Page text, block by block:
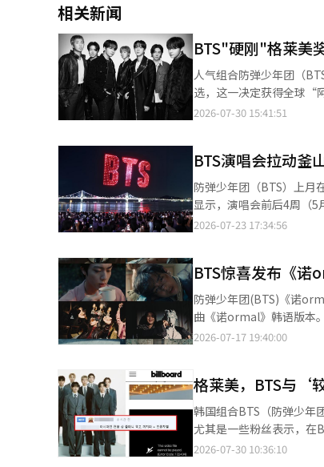
相关新闻
BTS"硬刚"格莱美
人气组合防弹少年团（BTS）【图片提供 韩联社】 人气组
选，这一决定获得全球“阿米”及多位知名人士的
《Aliens》在全球粉丝的
是特别之处”的理念，鼓励人们坚持自我，不
亚洲艺人成就的回应，
乐及亚洲艺人的刻板印象。 《Aliens》此次意外登顶，不仅体现了全球粉丝对歌曲内容的认可，更是阿米对
应以语言和地域划分音乐
持。 BTS在每逢重大活动节点时，全球各国阿米都会通过串流播放、数字购买等方式表达支持。去年12月，在组合即
榜”冠军。 全球大量粉丝在社交平台X上发起#WeStandWithBTS#、#Proud_of_BTS#等话题接力，声援BTS的决
定，相关话题持续升温。 韩国说唱组合EpikHigh成员Tablo、奈飞动画电影《K-POP：猎魔女团》导演玛吉·姜等
也纷纷在社交平台转发有关新闻，并配上声援表情。
作的美国知名音乐制作人
BTS成员在社交媒体宣布
2026-07-30 15:41:51
BTS演唱会拉动釜
防弹少年团（BTS）上月在釜山举行演
显示，演唱会前后4周（
（0.4%）和首尔（0.3%）同期水
幅位居各行业首位；美容
费需求明显增加。 从主要商圈来看，影岛区销售额同比增长13.7%，国际市场增长11%，西面增长8.7%，海云台增
长5%，釜山站周边增长4.2%，主
地消费增长的重要力量。
148.1%，餐饮业增长
了旅游消费和商圈活力。 中小风险企业部表示，此次分析以数据验证了大型K-POP演唱会对地方商圈、小工商户及区
域消费的经济带动作用。
动大型文化活动与地方经济协同发
场上空举行无人机灯光秀
2026-07-23 17:34:56
BTS惊喜发布《诺
防弹少年团(BTS)《诺ormal》音乐视频 韩国偶像团体防弹少年团(BTS)
曲《诺ormal》韩语版本。 根据Big Hit Music的消息，BTS于当天中午1点同时发布了《诺ormal》的显性(Explicit)
版本、清洁(Clean)版本和伴奏(Instrumental)版本。 韩
人瑞安·泰德参与的《诺
在美国Billboard主单曲榜《Hot
约新泽西州的体育场参加
比伯等全球知名流行明星
2026-07-17 19:40:00
格莱美，BTS与‘
韩国组合BTS（防弹少年
尤其是一些粉丝表示，在
过，BTS官方频道等上传的高点击率表演视频目
2026-07-30 10:36:10